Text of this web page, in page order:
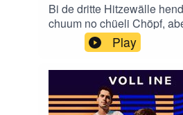
Bi de dritte Hitzewälle
chuum no chüeli Chöpf,
trotzdem heiss. Zerscht
z'Varese. Zum erschte Mal
Schwiizer Frauegrossboot
mit Nina, Lisa, Flavia und
1. Auguscht. Mir redet über
worum das Projekt vom
Play